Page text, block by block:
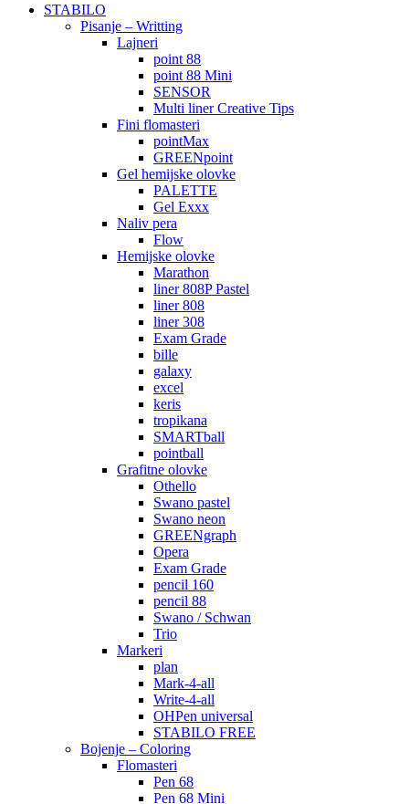
STABILO
Pisanje – Writting
Lajneri
point 88
point 88 Mini
SENSOR
Multi liner Creative Tips
Fini flomasteri
pointMax
GREENpoint
Gel hemijske olovke
PALETTE
Gel Exxx
Naliv pera
Flow
Hemijske olovke
Marathon
liner 808P Pastel
liner 808
liner 308
Exam Grade
bille
galaxy
excel
keris
tropikana
SMARTball
pointball
Grafitne olovke
Othello
Swano pastel
Swano neon
GREENgraph
Opera
Exam Grade
pencil 160
pencil 88
Swano / Schwan
Trio
Markeri
plan
Mark-4-all
Write-4-all
OHPen universal
STABILO FREE
Bojenje – Coloring
Flomasteri
Pen 68
Pen 68 Mini